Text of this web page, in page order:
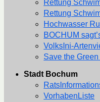
Rettung
Rettung
Hochwasser
BOCHUM
VolksIni-
Save the Green
Stadt Bochum
VorhabenListe